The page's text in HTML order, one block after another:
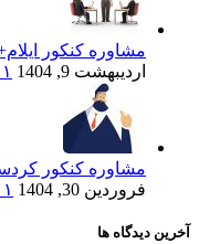
مشاوره کنکور ایلام+ معرفی
اردیبهشت 9, 1404
۱ دیدگاه
مشاوره کنکور
فروردین 30, 1404
۱ دیدگاه
آخرین دیدگاه ها